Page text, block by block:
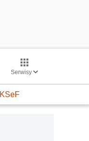
Serwisy
KSeF